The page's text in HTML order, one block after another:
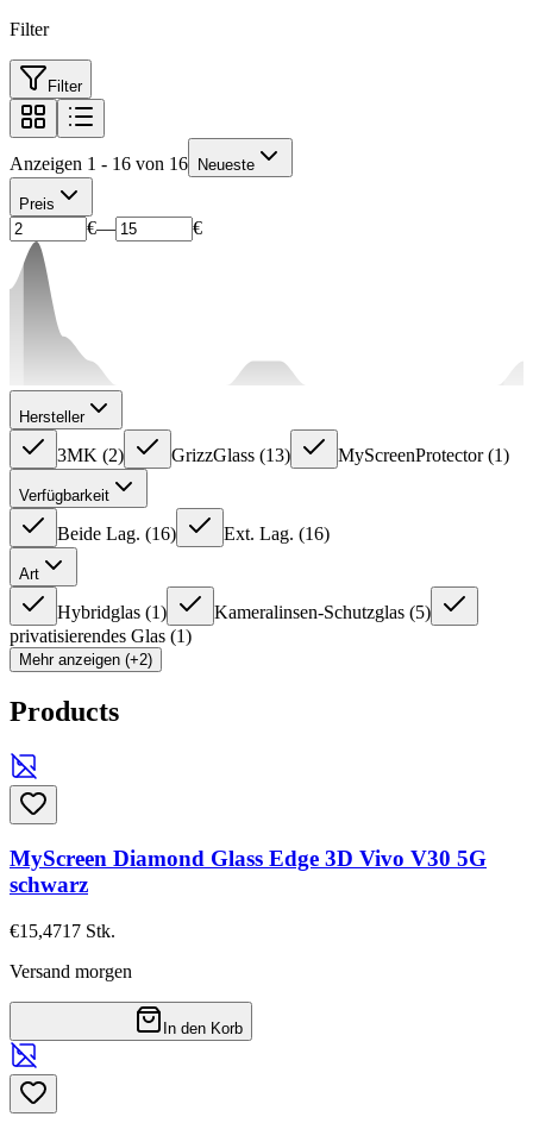
Filter
Filter
Anzeigen 1 - 16 von 16 Neueste
Preis
€— €
Hersteller
3MK (2) GrizzGlass (13) MyScreenProtector (1)
Verfügbarkeit
Beide Lag. (16) Ext. Lag. (16)
Art
Hybridglas (1) Kameralinsen-Schutzglas (5)
privatisierendes Glas (1)
Mehr anzeigen (+2)
Products
MyScreen Diamond Glass Edge 3D Vivo V30 5G
schwarz
€15,4717 Stk.
Versand morgen
In den Korb